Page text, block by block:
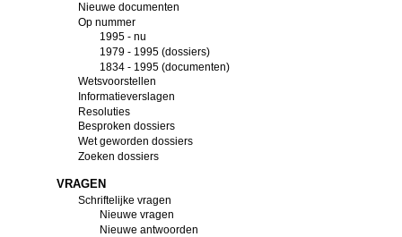
Nieuwe documenten
Op nummer
1995 - nu
1979 - 1995 (dossiers)
1834 - 1995 (documenten)
Wetsvoorstellen
Informatieverslagen
Resoluties
Besproken dossiers
Wet geworden dossiers
Zoeken dossiers
VRAGEN
Schriftelijke vragen
Nieuwe vragen
Nieuwe antwoorden